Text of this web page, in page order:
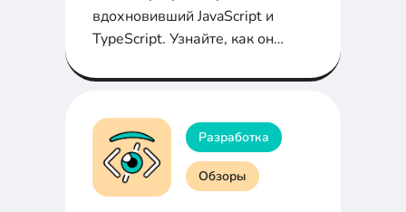
вдохновивший JavaScript и
TypeScript. Узнайте, как он
и что можно изучить вместо
Разработка
Обзоры